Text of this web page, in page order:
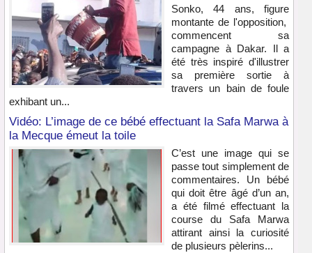
Sonko, 44 ans, figure
montante de l'opposition,
commencent sa
campagne à Dakar. Il a
été très inspiré d'illustrer
sa première sortie à
travers un bain de foule
exhibant un...
Vidéo: L’image de ce bébé effectuant la Safa Marwa à
la Mecque émeut la toile
C’est une image qui se
passe tout simplement de
commentaires. Un bébé
qui doit être âgé d’un an,
a été filmé effectuant la
course du Safa Marwa
attirant ainsi la curiosité
de plusieurs pèlerins...